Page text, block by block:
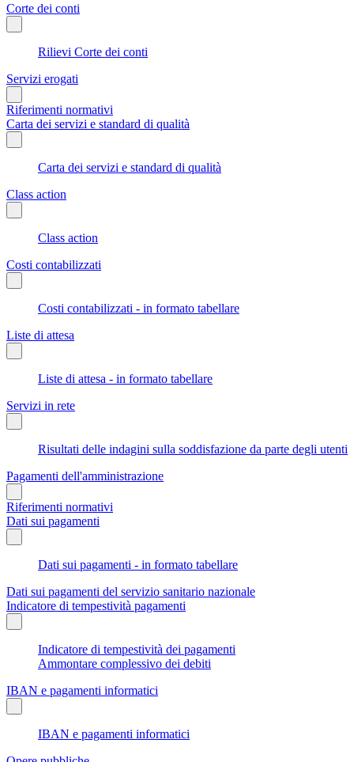
Corte dei conti
Rilievi Corte dei conti
Servizi erogati
Riferimenti normativi
Carta dei servizi e standard di qualità
Carta dei servizi e standard di qualità
Class action
Class action
Costi contabilizzati
Costi contabilizzati - in formato tabellare
Liste di attesa
Liste di attesa - in formato tabellare
Servizi in rete
Risultati delle indagini sulla soddisfazione da parte degli utenti
Pagamenti dell'amministrazione
Riferimenti normativi
Dati sui pagamenti
Dati sui pagamenti - in formato tabellare
Dati sui pagamenti del servizio sanitario nazionale
Indicatore di tempestività pagamenti
Indicatore di tempestività dei pagamenti
Ammontare complessivo dei debiti
IBAN e pagamenti informatici
IBAN e pagamenti informatici